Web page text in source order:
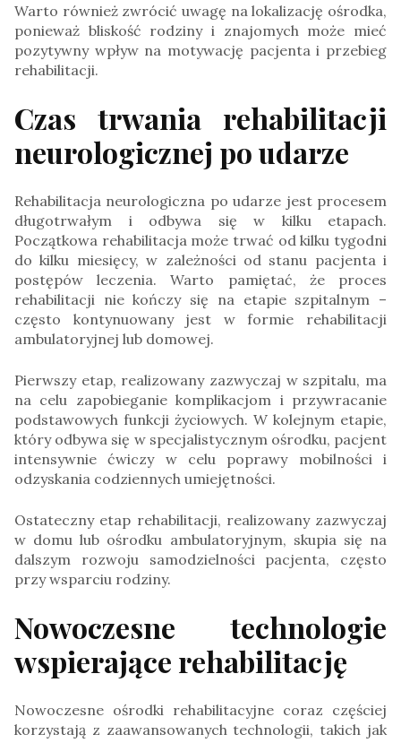
Warto również zwrócić uwagę na lokalizację ośrodka,
ponieważ bliskość rodziny i znajomych może mieć
pozytywny wpływ na motywację pacjenta i przebieg
rehabilitacji.
Czas trwania rehabilitacji
neurologicznej po udarze
Rehabilitacja neurologiczna po udarze jest procesem
długotrwałym i odbywa się w kilku etapach.
Początkowa rehabilitacja może trwać od kilku tygodni
do kilku miesięcy, w zależności od stanu pacjenta i
postępów leczenia. Warto pamiętać, że proces
rehabilitacji nie kończy się na etapie szpitalnym –
często kontynuowany jest w formie rehabilitacji
ambulatoryjnej lub domowej.
Pierwszy etap, realizowany zazwyczaj w szpitalu, ma
na celu zapobieganie komplikacjom i przywracanie
podstawowych funkcji życiowych. W kolejnym etapie,
który odbywa się w specjalistycznym ośrodku, pacjent
intensywnie ćwiczy w celu poprawy mobilności i
odzyskania codziennych umiejętności.
Ostateczny etap rehabilitacji, realizowany zazwyczaj
w domu lub ośrodku ambulatoryjnym, skupia się na
dalszym rozwoju samodzielności pacjenta, często
przy wsparciu rodziny.
Nowoczesne technologie
wspierające rehabilitację
Nowoczesne ośrodki rehabilitacyjne coraz częściej
korzystają z zaawansowanych technologii, takich jak